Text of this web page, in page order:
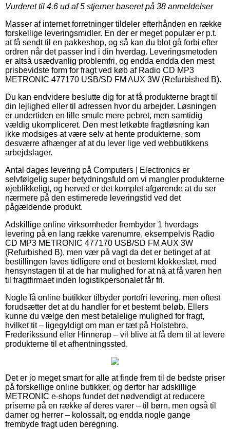
Vurderet til 4.6 ud af 5 stjerner baseret på 38 anmeldelser
Masser af internet forretninger tildeler efterhånden en række
forskellige leveringsmidler. En der er meget populær er p.t.
at få sendt til en pakkeshop, og så kan du blot gå forbi efter
ordren når det passer ind i din hverdag. Leveringsmetoden
er altså usædvanlig problemfri, og endda endda den mest
prisbevidste form for fragt ved køb af Radio CD MP3
METRONIC 477170 USB/SD FM AUX 3W (Refurbished B).
Du kan endvidere beslutte dig for at få produkterne bragt til
din lejlighed eller til adressen hvor du arbejder. Løsningen
er undertiden en lille smule mere pebret, men samtidig
vældig ukompliceret. Den mest letkøbte fragtløsning kan
ikke modsiges at være selv at hente produkterne, som
desværre afhænger af at du lever lige ved webbutikkens
arbejdslager.
Antal dages levering på Computers | Electronics er
selvfølgelig super betydningsfuld om vi mangler produkterne
øjeblikkeligt, og herved er det komplet afgørende at du ser
nærmere på den estimerede leveringstid ved det
pågældende produkt.
Adskillige online virksomheder frembyder 1 hverdags
levering på en lang række varenumre, eksempelvis Radio
CD MP3 METRONIC 477170 USB/SD FM AUX 3W
(Refurbished B), men vær på vagt da det er betinget af at
bestillingen laves tidligere end et bestemt klokkeslæt, med
hensynstagen til at de har mulighed for at nå at få varen hen
til fragtfirmaet inden logistikpersonalet får fri.
Nogle få online butikker tilbyder portofri levering, men oftest
forudsætter det at du handler for et bestemt beløb. Ellers
kunne du vælge den mest betalelige mulighed for fragt,
hvilket tit – ligegyldigt om man er tæt på Holstebro,
Frederikssund eller Hinnerup – vil blive at få dem til at levere
produkterne til et afhentningssted.
Det er jo meget smart for alle at finde frem til de bedste priser
på forskellige online butikker, og derfor har adskillige
METRONIC e-shops fundet det nødvendigt at reducere
priserne på en række af deres varer – til børn, men også til
damer og herrer – kolossalt, og endda nogle gange
frembyde fragt uden beregning.